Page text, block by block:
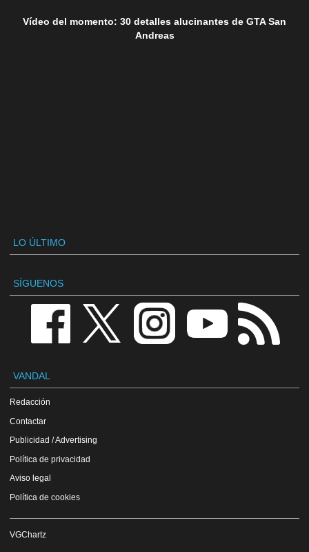
Vídeo del momento: 30 detalles alucinantes de GTA San
Andreas
LO ÚLTIMO
SÍGUENOS
VANDAL
Redacción
Contactar
Publicidad / Advertising
Política de privacidad
Aviso legal
Política de cookies
VGChartz